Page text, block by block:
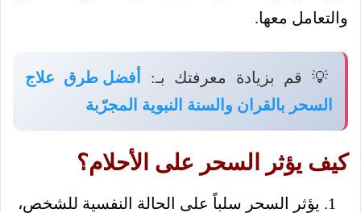
والتعامل معها.
💡 قم بزيادة معرفتك بـ:
أفضل طرق علاج
السحر بالقران والسنة النبوية المجرّبة
كيف يؤثر السحر على الأحلام؟
يؤثر السحر سلباً على الحالة النفسية للشخص،